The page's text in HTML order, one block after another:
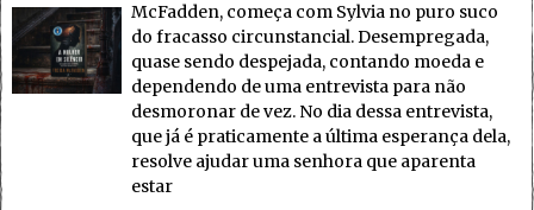
McFadden, começa com Sylvia no puro suco
do fracasso circunstancial. Desempregada,
quase sendo despejada, contando moeda e
dependendo de uma entrevista para não
desmoronar de vez. No dia dessa entrevista,
que já é praticamente a última esperança dela,
resolve ajudar uma senhora que aparenta
estar